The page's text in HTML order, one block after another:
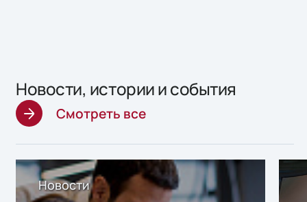
Новости, истории и события
Смотреть все
Новости